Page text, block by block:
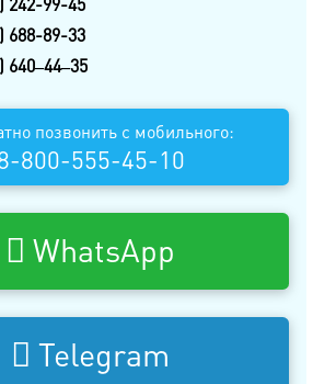
688-89-33
640‒44‒35
позвонить с мобильного:
800-555-45-10
WhatsApp
Telegram